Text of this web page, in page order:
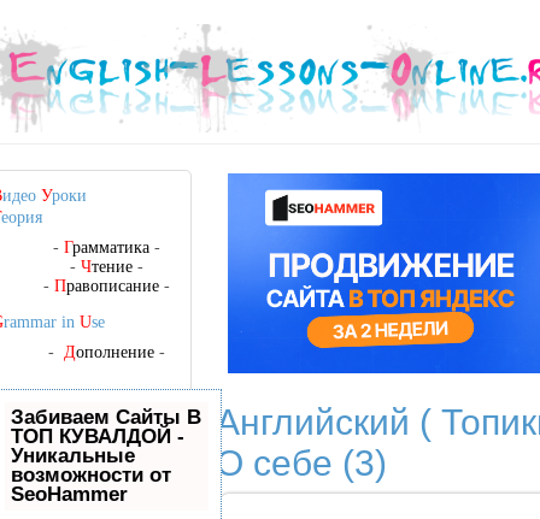
Английский (
О себе (3)
идео Уроки
еория
- Грамматика -
- Чтение -
- Правописание -
rammar in Use
- Дополнение -
Забиваем Сайты В
ТОП КУВАЛДОЙ -
Уникальные
возможности от
SeoHammer